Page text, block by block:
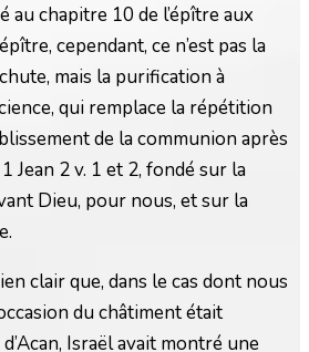
au chapitre 10 de l’épître aux
cependant, ce n’est pas la
mais la purification à
qui remplace la répétition
de la communion après
Jean 2 v. 1 et 2, fondé sur la
Dieu, pour nous, et sur la
clair que, dans le cas dont nous
du châtiment était
Israël avait montré une